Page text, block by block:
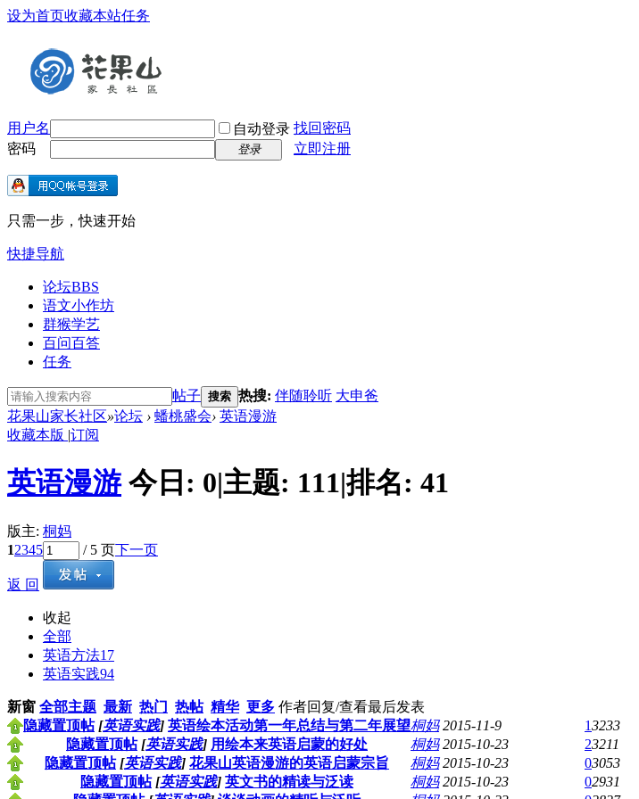
设为首页收藏本站任务
用户名 自动登录 找回密码
密码
登录 立即注册
只需一步，快速开始
快捷导航
论坛BBS
语文小作坊
群猴学艺
百问百答
任务
帖子 搜索 热搜: 伴随聆听 大申爸
花果山家长社区»论坛 › 蟠桃盛会› 英语漫游
收藏本版 |订阅
英语漫游 今日: 0|主题: 111|排名: 41
版主: 桐妈
12345 / 5 页下一页
返 回
收起
全部
英语方法17
英语实践94
新窗 全部主题 最新 热门 热帖 精华 更多 作者回复/查看最后发表
隐藏置顶帖 [英语实践] 英语绘本活动第一年总结与第二年展望桐妈 2015-11-9 13233
隐藏置顶帖 [英语实践] 用绘本来英语启蒙的好处 桐妈 2015-10-23 23211
隐藏置顶帖 [英语实践] 花果山英语漫游的英语启蒙宗旨 桐妈 2015-10-23 03053
隐藏置顶帖 [英语实践] 英文书的精读与泛读 桐妈 2015-10-23 02931